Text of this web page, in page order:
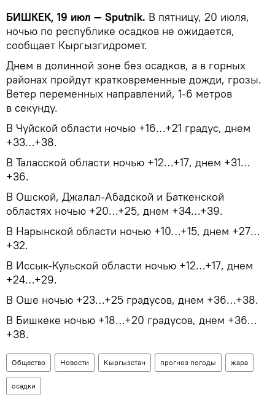
БИШКЕК, 19 июл — Sputnik. В пятницу, 20 июля,
ночью по республике осадков не ожидается,
сообщает Кыргызгидромет.
Днем в долинной зоне без осадков, а в горных
районах пройдут кратковременные дожди, грозы.
Ветер переменных направлений, 1-6 метров
в секунду.
В Чуйской области ночью +16…+21 градус, днем
+33…+38.
В Таласской области ночью +12…+17, днем +31…
+36.
В Ошской, Джалал-Абадской и Баткенской
областях ночью +20…+25, днем +34…+39.
В Нарынской области ночью +10…+15, днем +27…
+32.
В Иссык-Кульской области ночью +12…+17, днем
+24…+29.
В Оше ночью +23…+25 градусов, днем +36…+38.
В Бишкеке ночью +18…+20 градусов, днем +36…
+38.
Общество Новости Кыргызстан прогноз погоды жара
осадки